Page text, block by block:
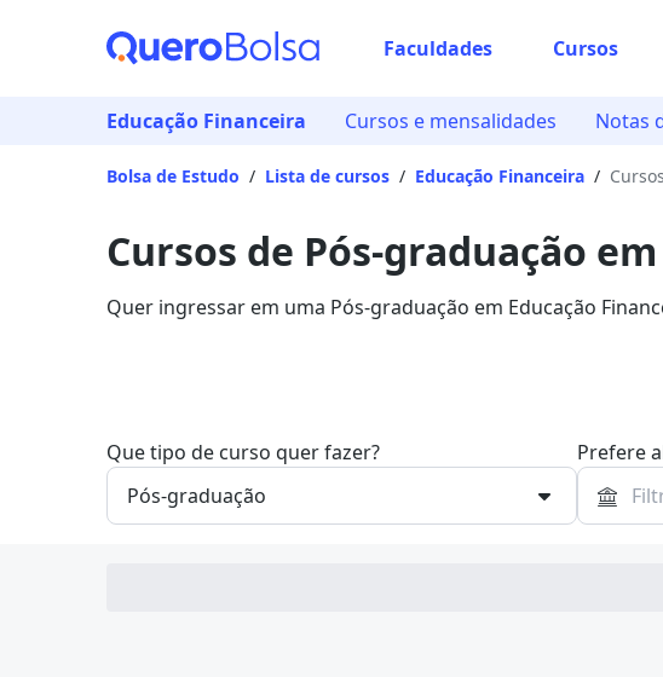
Faculdades Cursos
Educação Financeira Cursos e mensalidades Notas
Bolsa de Estudo / Lista de cursos / Educação Financeira /
Cursos de Pós-graduação
Quer ingressar em uma Pós-graduação em Educação
Que tipo de curso quer fazer? Prefere